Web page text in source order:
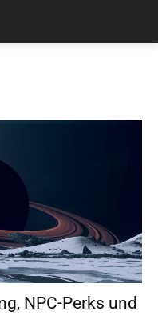
NPC-Perks und